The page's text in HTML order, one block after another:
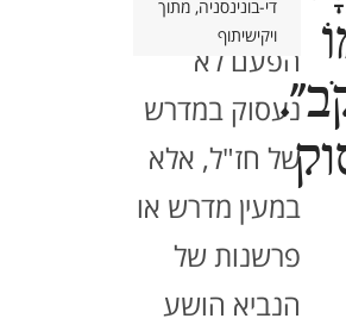
די-בונינסניה, מתוך
ויקישיתוף
הפעם לא
נעסוק במדרש
של חז"ל, אלא
במעין מדרש או
פרשנות של
הנביא הושע